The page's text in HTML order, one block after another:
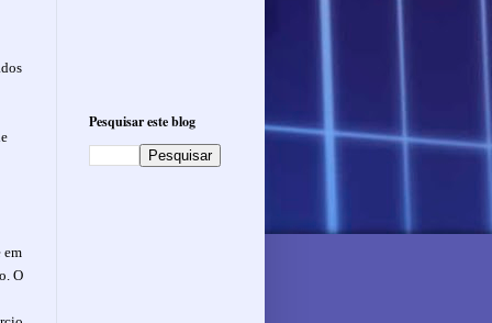
em
O
Pesquisar este blog